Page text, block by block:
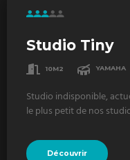
Studio Tiny
10M2 YAMAHA
Studio indisponible,
le plus petit de nos
Découvrir